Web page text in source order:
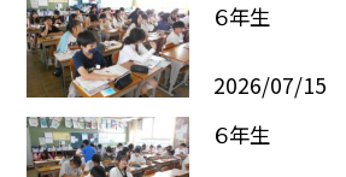
６年生
2026/07/15
６年生